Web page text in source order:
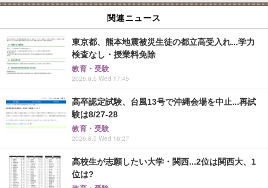
関連ニュース
東京都、熊本地震被災生徒の都立高受入れ...学力
検査なし・授業料免除
教育・受験
2026.8.5 Wed 17:45
高卒認定試験、台風13号で沖縄会場を中止...再試
験は8/27-28
教育・受験
2026.8.5 Wed 16:27
高校生が志願したい大学・関西...2位は関西大、1
位は?